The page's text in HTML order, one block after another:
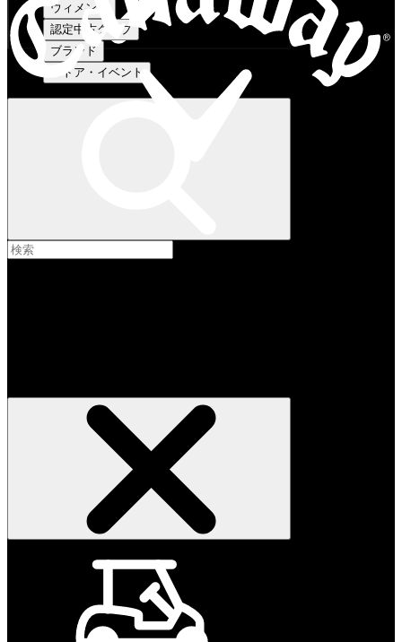
ウィメンズ
認定中古クラブ
ブランド
ストア・イベント